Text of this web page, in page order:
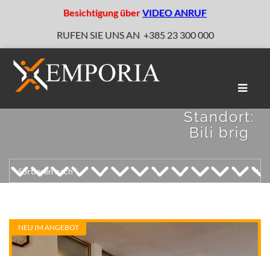
Besichtigung überVIDEO ANRUF
RUFEN SIE UNS AN +385 23 300 000
Standort:
Bili brig
NEU IM ANGEBOT